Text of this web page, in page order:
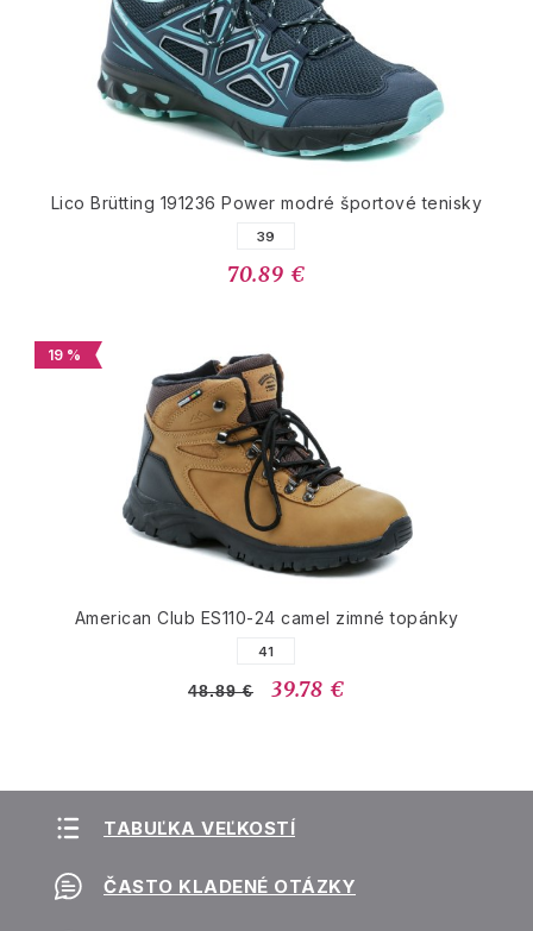
Lico Brütting 191236 Power modré športové tenisky
39
70.89 €
19 %
American Club ES110-24 camel zimné topánky
41
48.89 € 39.78 €
TABUĽKA VEĽKOSTÍ
ČASTO KLADENÉ OTÁZKY